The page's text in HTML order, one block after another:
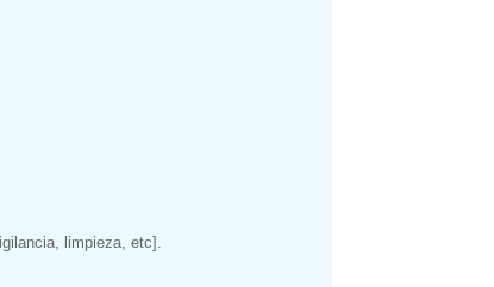
limpieza, etc].